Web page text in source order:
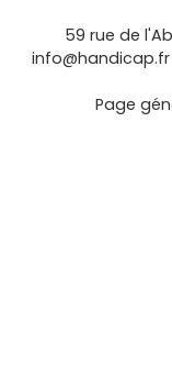
59 rue de
info@handicap.fr
Page